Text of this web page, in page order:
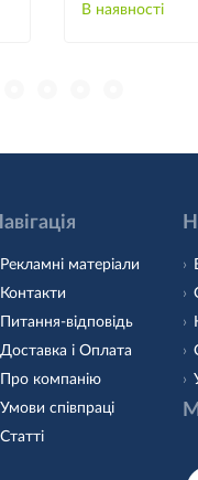
В наявності
Рекламні матеріали
Контакти
Питання-відповідь
Доставка і Оплата
Про компанію
Умови співпраці
Статті